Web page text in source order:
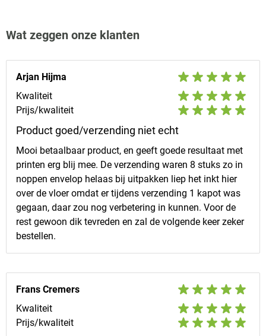
Wat zeggen onze klanten
Arjan Hijma
Kwaliteit
Prijs/kwaliteit
Product goed/verzending niet echt
Mooi betaalbaar product, en geeft goede resultaat met
printen erg blij mee. De verzending waren 8 stuks zo in
noppen envelop helaas bij uitpakken liep het inkt hier
over de vloer omdat er tijdens verzending 1 kapot was
gegaan, daar zou nog verbetering in kunnen. Voor de
rest gewoon dik tevreden en zal de volgende keer zeker
bestellen.
Frans Cremers
Kwaliteit
Prijs/kwaliteit